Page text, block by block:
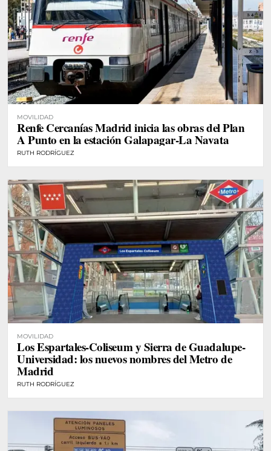
MOVILIDAD
Renfe Cercanías Madrid inicia las obras del Plan
A Punto en la estación Galapagar-La Navata
RUTH RODRÍGUEZ
MOVILIDAD
Los Espartales-Coliseum y Sierra de Guadalupe-
Universidad: los nuevos nombres del Metro de
Madrid
RUTH RODRÍGUEZ